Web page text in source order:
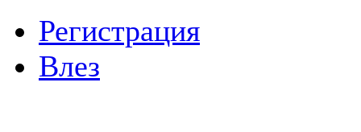
Регистрация
Влез